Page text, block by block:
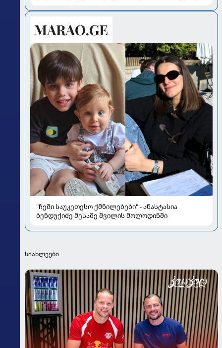
"ჩემი საუკეთესო ქმნილებები" - ანასტასია
ბენდუქიძე მესამე შვილის მოლოდინში
სიახლეები